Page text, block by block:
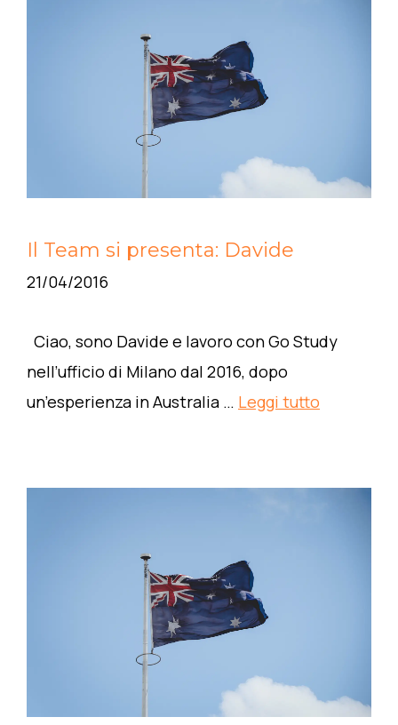
Il Team si presenta: Davide
21/04/2016
Ciao, sono Davide e lavoro con Go Study
nell’ufficio di Milano dal 2016, dopo
un’esperienza in Australia … Leggi tutto